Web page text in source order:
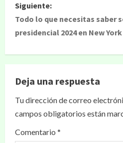
Siguiente:
Todo lo que necesitas saber
presidencial 2024 en New York
Deja una respuesta
Tu dirección de correo
campos obligatorios están
Comentario *